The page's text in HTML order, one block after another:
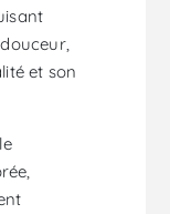
et son